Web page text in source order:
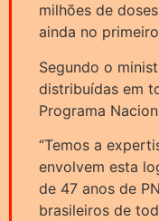
milhões de
ainda no
Segundo o
distribuídas em
Programa
“Temos a
envolvem esta
de 47 anos de
brasileiros de